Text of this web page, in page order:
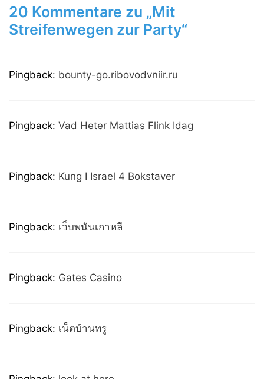
20 Kommentare zu „Mit
Streifenwegen zur Party“
Pingback: bounty-go.ribovodvniir.ru
Pingback: Vad Heter Mattias Flink Idag
Pingback: Kung I Israel 4 Bokstaver
Pingback: เว็บพนันเกาหลี
Pingback: Gates Casino
Pingback: เน็ตบ้านทรู